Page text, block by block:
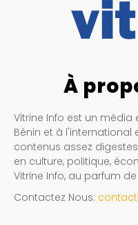
À
Vitrine Info est un média
Bénin et à
contenus assez
en culture, politique,
Vitrine Info, au parfum
Contactez Nous: